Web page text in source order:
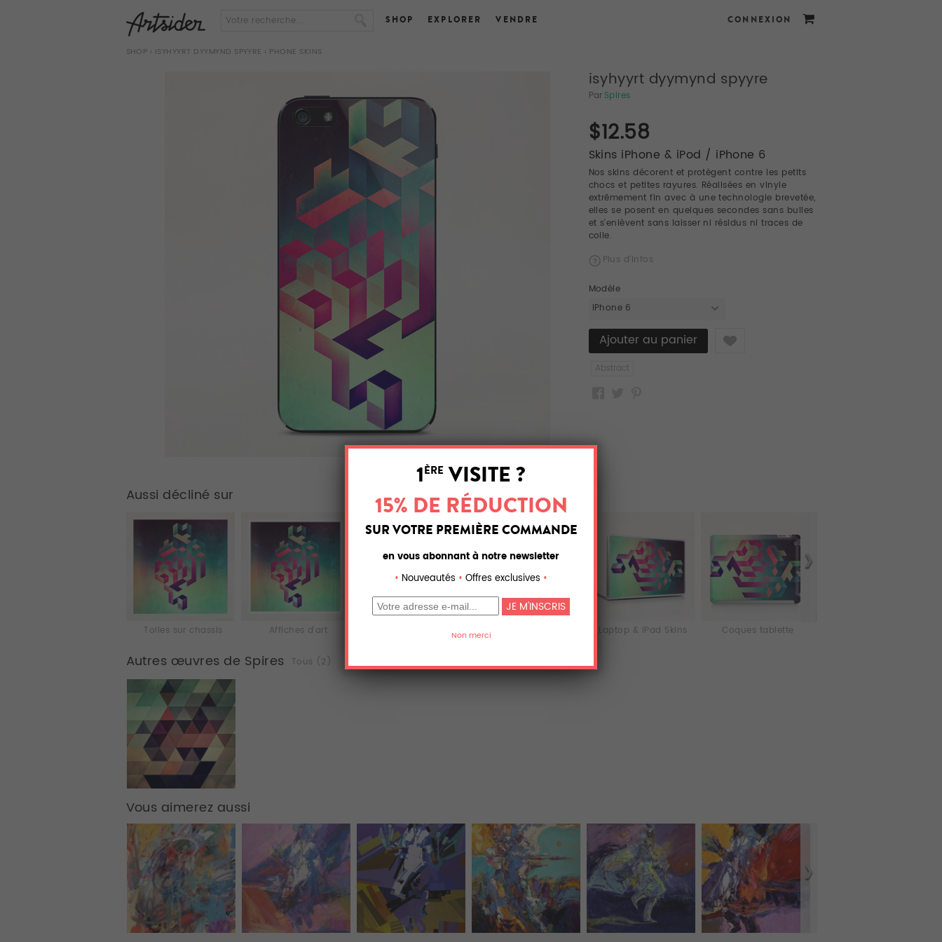
SHOP EXPLORER VENDRE CONNEXION
SHOP › ISYHYYRT DYYMYND SPYYRE › PHONE SKINS
isyhyyrt dyymynd spyyre
Par Spires
$12.58
Skins iPhone & iPod / iPhone 6
Nos skins décorent et protègent contre les petits
chocs et petites rayures. Réalisées en vinyle
extrêmement fin avec à une technologie brevetée,
elles se posent en quelques secondes sans bulles
et s'enlèvent sans laisser ni résidus ni traces de
colle.
Plus d'infos
Modèle
iPhone 6
Like
Abstract
Aussi décliné sur
Toiles sur chassis Affiches d'art Laptop & iPad Skins Coques tablette
Autres œuvres de Spires Tous (2)
Vous aimerez aussi